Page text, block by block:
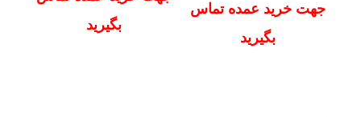
جهت خرید عمده تماس
بگیرید
بگیرید